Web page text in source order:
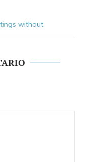
without